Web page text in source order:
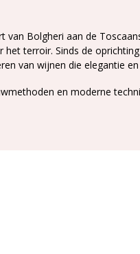
van Bolgheri aan de
het terroir. Sinds de
van wijnen die elegantie
en moderne